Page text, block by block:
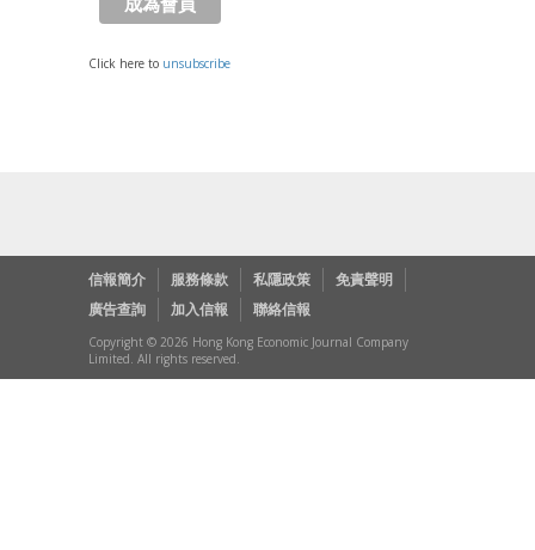
Click here to unsubscribe
信報簡介 服務條款 私隱政策
免責聲明
廣告查詢
加入信報 聯絡信報
Copyright © 2026 Hong Kong Economic Journal Company
Limited. All rights reserved.